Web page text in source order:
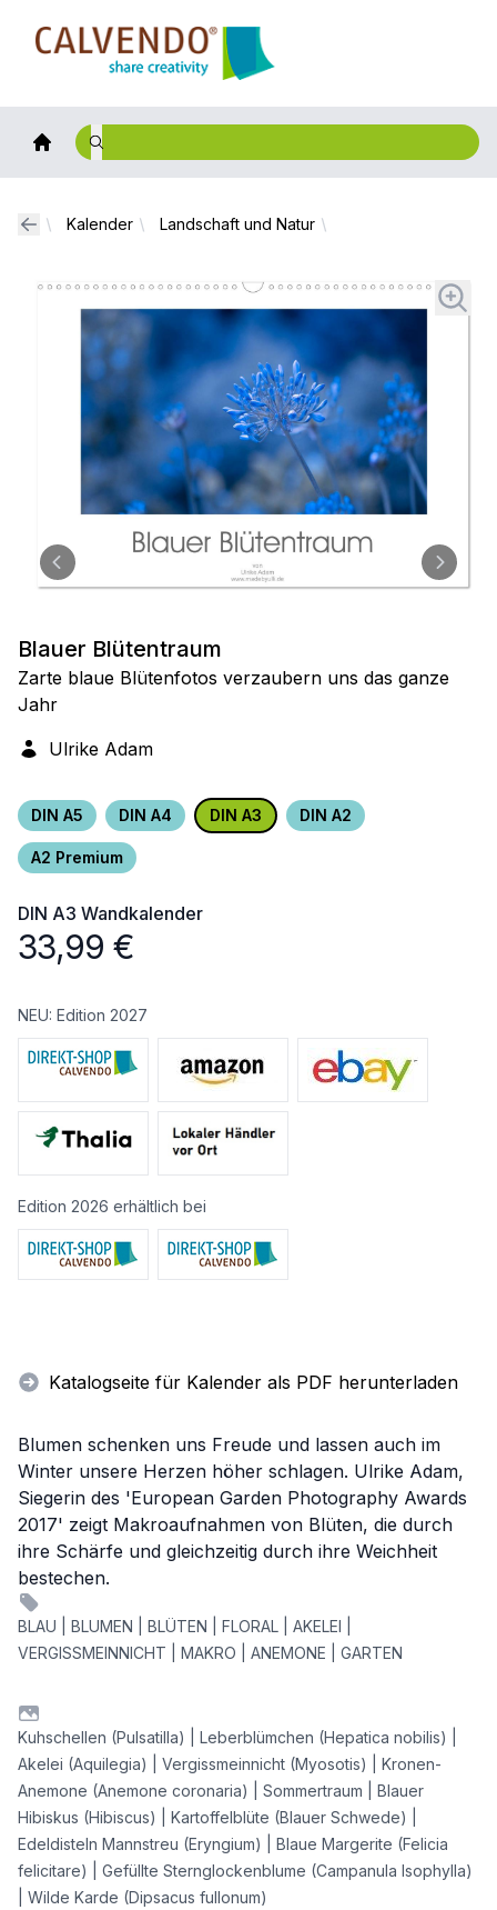
Calvendo
Kalender Landschaft und Natur
Blauer Blütentraum
Zarte blaue Blütenfotos verzaubern uns das ganze
Jahr
Ulrike Adam
DIN A5 DIN A4 DIN A3 DIN A2
A2 Premium
DIN A3 Wandkalender
33,99 €
NEU: Edition 2027
Edition 2026 erhältlich bei
Katalogseite für Kalender als PDF herunterladen
Blumen schenken uns Freude und lassen auch im
Winter unsere Herzen höher schlagen. Ulrike Adam,
Siegerin des 'European Garden Photography Awards
2017' zeigt Makroaufnahmen von Blüten, die durch
ihre Schärfe und gleichzeitig durch ihre Weichheit
bestechen.
BLAU | BLUMEN | BLÜTEN | FLORAL | AKELEI |
VERGISSMEINNICHT | MAKRO | ANEMONE | GARTEN
Kuhschellen (Pulsatilla) | Leberblümchen (Hepatica nobilis) |
Akelei (Aquilegia) | Vergissmeinnicht (Myosotis) | Kronen-
Anemone (Anemone coronaria) | Sommertraum | Blauer
Hibiskus (Hibiscus) | Kartoffelblüte (Blauer Schwede) |
Edeldisteln Mannstreu (Eryngium) | Blaue Margerite (Felicia
felicitare) | Gefüllte Sternglockenblume (Campanula Isophylla)
| Wilde Karde (Dipsacus fullonum)